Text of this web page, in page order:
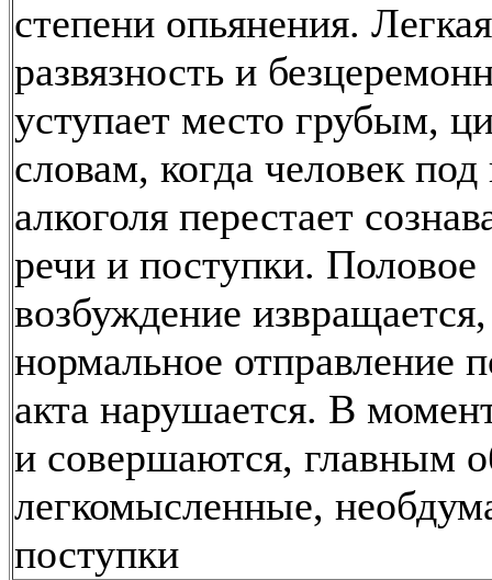
степени опьянения. Легкая
развязность и
уступает место грубым,
словам, когда человек
алкоголя перестает
речи и поступки. Половое
возбуждение
нормальное отправление
акта нарушается. В
и совершаются, главным
легкомысленные,
поступки